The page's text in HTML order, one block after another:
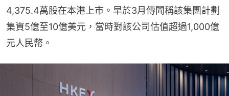
4,375.4萬股在本港上市。早於3月傳聞稱該集團計劃
集資5億至10億美元，當時對該公司估值超過1,000億
元人民幣。